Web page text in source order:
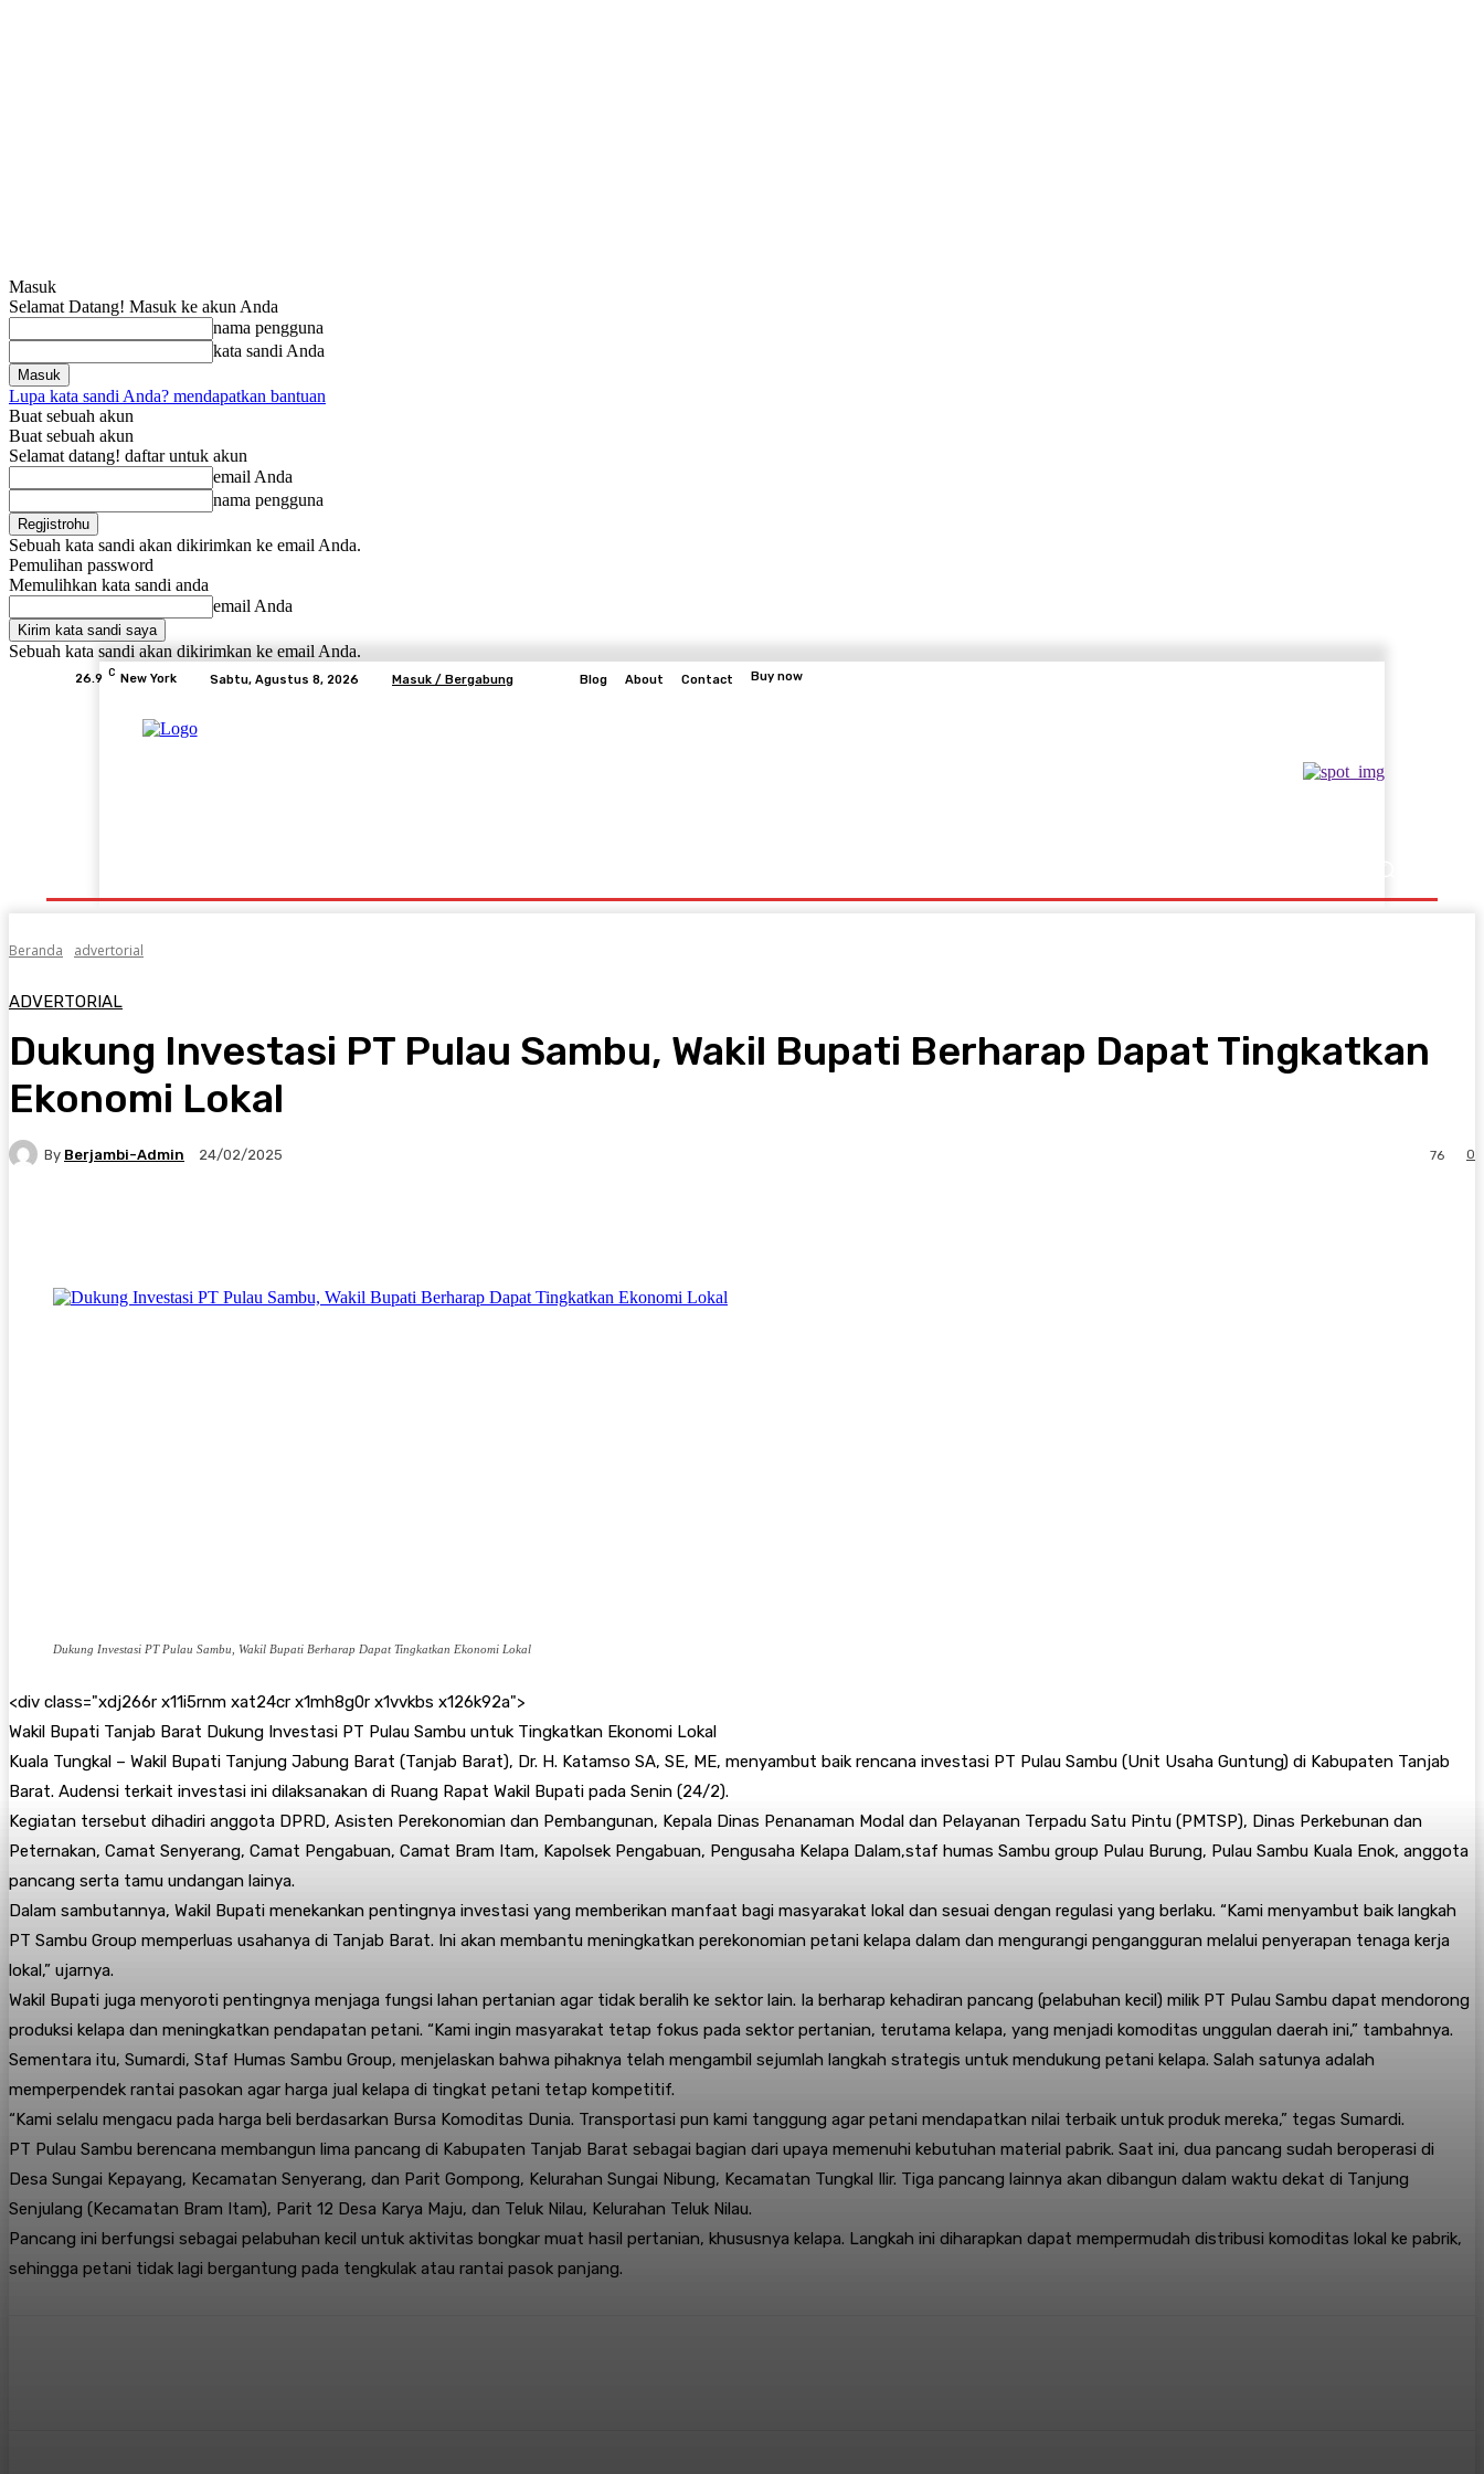
Masuk
Selamat Datang! Masuk ke akun Anda
nama pengguna
kata sandi Anda
Lupa kata sandi Anda? mendapatkan bantuan
Buat sebuah akun
Buat sebuah akun
Selamat datang! daftar untuk akun
email Anda
nama pengguna
Sebuah kata sandi akan dikirimkan ke email Anda.
Pemulihan password
Memulihkan kata sandi anda
email Anda
Sebuah kata sandi akan dikirimkan ke email Anda.
26.9 C New York Sabtu, Agustus 8, 2026 Masuk / Bergabung Blog About Contact Buy now
Beranda advertorial
ADVERTORIAL
Dukung Investasi PT Pulau Sambu, Wakil Bupati Berharap Dapat Tingkatkan
Ekonomi Lokal
By Berjambi-Admin 24/02/2025 0
76
Dukung Investasi PT Pulau Sambu, Wakil Bupati Berharap Dapat Tingkatkan Ekonomi Lokal
<div class="xdj266r x11i5rnm xat24cr x1mh8g0r x1vvkbs x126k92a">
Wakil Bupati Tanjab Barat Dukung Investasi PT Pulau Sambu untuk Tingkatkan Ekonomi Lokal
Kuala Tungkal – Wakil Bupati Tanjung Jabung Barat (Tanjab Barat), Dr. H. Katamso SA, SE, ME, menyambut baik rencana investasi PT Pulau Sambu (Unit Usaha Guntung) di Kabupaten Tanjab
Barat. Audensi terkait investasi ini dilaksanakan di Ruang Rapat Wakil Bupati pada Senin (24/2).
Kegiatan tersebut dihadiri anggota DPRD, Asisten Perekonomian dan Pembangunan, Kepala Dinas Penanaman Modal dan Pelayanan Terpadu Satu Pintu (PMTSP), Dinas Perkebunan dan
Peternakan, Camat Senyerang, Camat Pengabuan, Camat Bram Itam, Kapolsek Pengabuan, Pengusaha Kelapa Dalam,staf humas Sambu group Pulau Burung, Pulau Sambu Kuala Enok, anggota
pancang serta tamu undangan lainya.
Dalam sambutannya, Wakil Bupati menekankan pentingnya investasi yang memberikan manfaat bagi masyarakat lokal dan sesuai dengan regulasi yang berlaku. “Kami menyambut baik langkah
PT Sambu Group memperluas usahanya di Tanjab Barat. Ini akan membantu meningkatkan perekonomian petani kelapa dalam dan mengurangi pengangguran melalui penyerapan tenaga kerja
lokal,” ujarnya.
Wakil Bupati juga menyoroti pentingnya menjaga fungsi lahan pertanian agar tidak beralih ke sektor lain. Ia berharap kehadiran pancang (pelabuhan kecil) milik PT Pulau Sambu dapat mendorong
produksi kelapa dan meningkatkan pendapatan petani. “Kami ingin masyarakat tetap fokus pada sektor pertanian, terutama kelapa, yang menjadi komoditas unggulan daerah ini,” tambahnya.
Sementara itu, Sumardi, Staf Humas Sambu Group, menjelaskan bahwa pihaknya telah mengambil sejumlah langkah strategis untuk mendukung petani kelapa. Salah satunya adalah
memperpendek rantai pasokan agar harga jual kelapa di tingkat petani tetap kompetitif.
“Kami selalu mengacu pada harga beli berdasarkan Bursa Komoditas Dunia. Transportasi pun kami tanggung agar petani mendapatkan nilai terbaik untuk produk mereka,” tegas Sumardi.
PT Pulau Sambu berencana membangun lima pancang di Kabupaten Tanjab Barat sebagai bagian dari upaya memenuhi kebutuhan material pabrik. Saat ini, dua pancang sudah beroperasi di
Desa Sungai Kepayang, Kecamatan Senyerang, dan Parit Gompong, Kelurahan Sungai Nibung, Kecamatan Tungkal Ilir. Tiga pancang lainnya akan dibangun dalam waktu dekat di Tanjung
Senjulang (Kecamatan Bram Itam), Parit 12 Desa Karya Maju, dan Teluk Nilau, Kelurahan Teluk Nilau.
Pancang ini berfungsi sebagai pelabuhan kecil untuk aktivitas bongkar muat hasil pertanian, khususnya kelapa. Langkah ini diharapkan dapat mempermudah distribusi komoditas lokal ke pabrik,
sehingga petani tidak lagi bergantung pada tengkulak atau rantai pasok panjang.